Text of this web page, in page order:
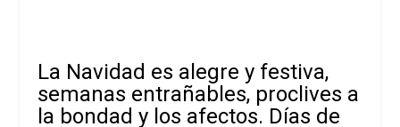
La Navidad es alegre y festiva,
semanas entrañables, proclives a
la bondad y los afectos. Días de